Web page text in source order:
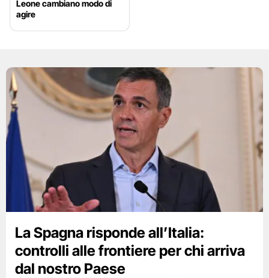
Leone cambiano modo di
agire
La Spagna risponde all’Italia:
controlli alle frontiere per chi arriva
dal nostro Paese